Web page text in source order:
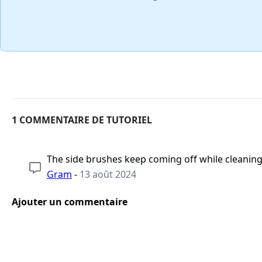
1 COMMENTAIRE DE TUTORIEL
The side brushes keep coming off while
Gram - 13 août 2024
Ajouter un commentaire